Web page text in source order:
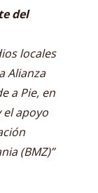
del
locales
Alianza
a Pie, en
el apoyo
(BMZ)”